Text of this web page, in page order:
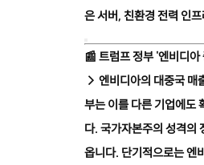
은 서버, 친환경 전력 인
📰 트럼프 정부 '엔비디
→ 엔비디아의 대중국 매
부는 이를 다른 기업에도
다. 국가자본주의 성격의
옵니다. 단기적으로는 엔